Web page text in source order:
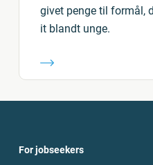
givet penge til formål,
it blandt unge.
For jobseekers